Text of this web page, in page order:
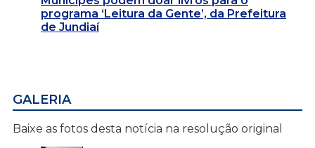
programa ‘Leitura da Gente’, da Prefeitura
de Jundiaí
GALERIA
Baixe as fotos desta notícia na resolução original